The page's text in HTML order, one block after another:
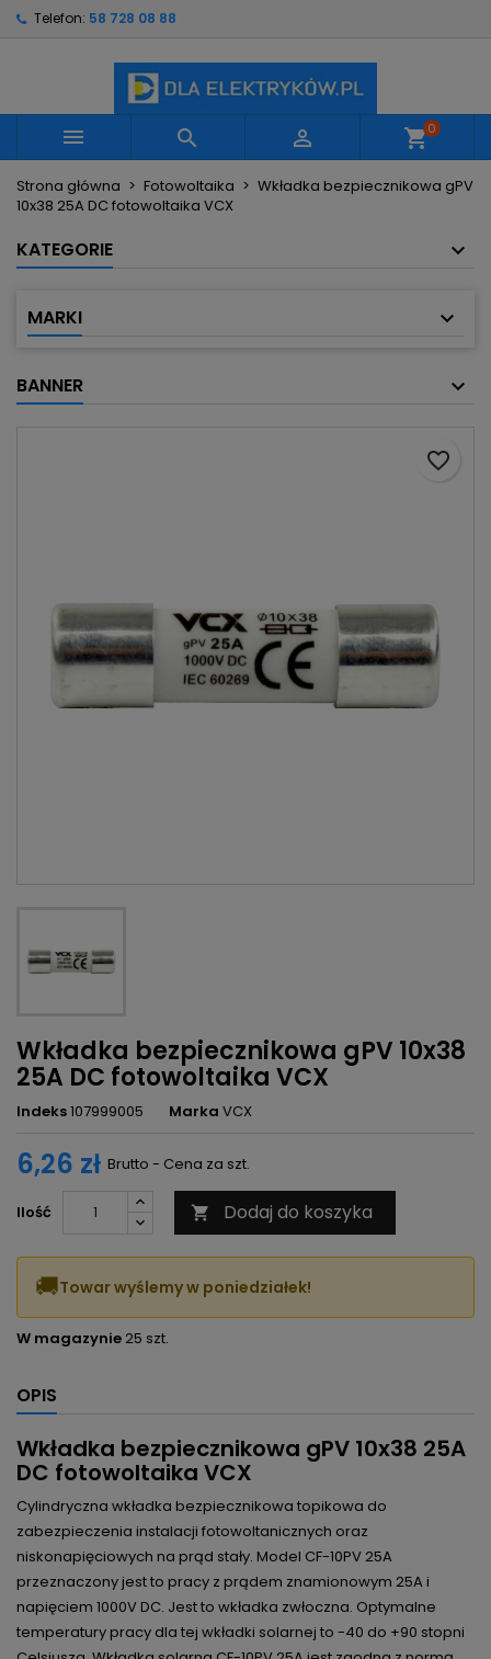
Telefon: 58 728 08 88
   shopping_cart0
Strona główna Fotowoltaika
Wkładka bezpiecznikowa gPV
10x38 25A DC fotowoltaika VCX
KATEGORIE
MARKI
BANNER
Wkładka bezpiecznikowa gPV 10x38
25A DC fotowoltaika VCX
Indeks107999005 Marka VCX
6,26 zł Brutto - Cena za szt.
Ilość  Dodaj do koszyka
favorite_border
🚚Towar wyślemy w poniedziałek!
W magazynie 25 szt.
OPIS
Wkładka bezpiecznikowa gPV 10x38 25A
DC fotowoltaika VCX
Cylindryczna wkładka bezpiecznikowa topikowa do
zabezpieczenia instalacji fotowoltanicznych oraz
niskonapięciowych na prąd stały. Model CF-10PV 25A
przeznaczony jest to pracy z prądem znamionowym 25A i
napięciem 1000V DC. Jest to wkładka zwłoczna. Optymalne
temperatury pracy dla tej wkładki solarnej to -40 do +90 stopni
Utwórz nową listę
Nazwa listy życzeń
Anuluj
Musisz być zalogowany by zapisać produkty na
swojej liście życzeń.
Anuluj Zaloguj się